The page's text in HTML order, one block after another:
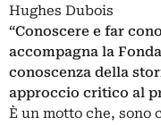
Hughes Dubois
“Conoscere e far
accompagna la
conoscenza della
approccio critico al
È un motto che, sono